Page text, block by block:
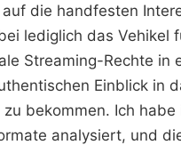
die handfesten
lediglich das Vehikel
Streaming-Rechte in
Einblick in
bekommen. Ich habe
analysiert, und